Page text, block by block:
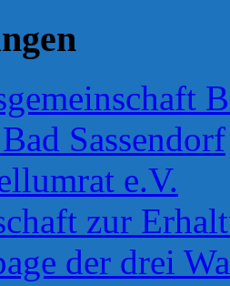
Sassendorf
e.V.
zur
der drei